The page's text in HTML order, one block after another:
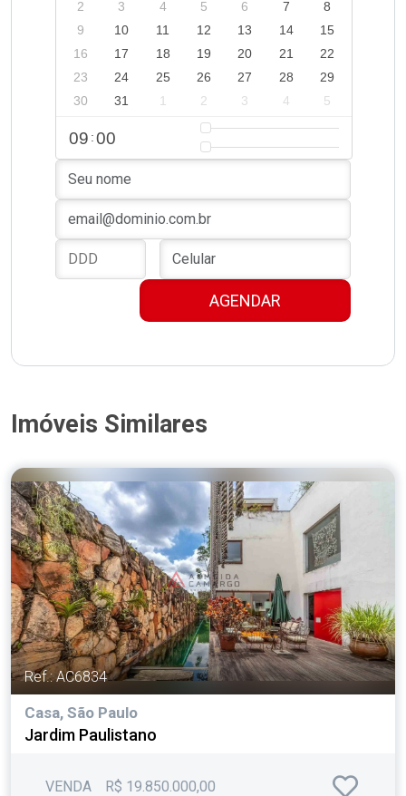
2 3 4 5 6 7
8
9
10 11 12 13 14
15
16
17 18 19 20 21
22
23
24 25 26 27 28
29
30
31 1 2 3 4 5
09 :00
Imóveis Similares
Ref.: AC6834
Casa, São Paulo
Jardim Paulistano
VENDA R$ 19.850.000,00